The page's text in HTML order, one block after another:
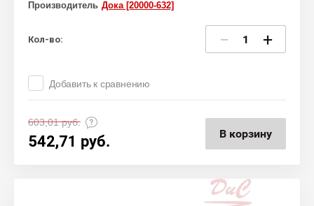
Производитель Дока [20000-632]
Кол-во: − +
Добавить к сравнению
603,01руб.
542,71 руб. В корзину